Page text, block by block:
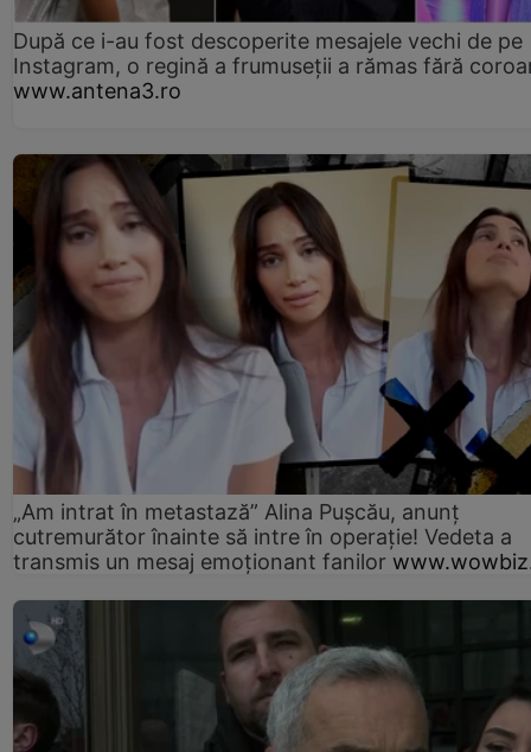
După ce i-au fost descoperite mesajele vechi de pe
Instagram, o regină a frumuseții a rămas fără
www.antena3.ro
„Am intrat în metastază” Alina Pușcău, anunț
cutremurător înainte să intre în operație! Vedeta a
transmis un mesaj emoționant fanilor